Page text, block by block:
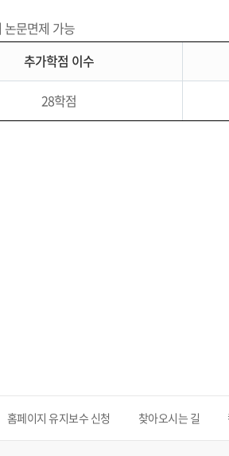
논문면제 가능
추가학점 이수
28학점
홈페이지 유지보수 신청 찾아오시는 길